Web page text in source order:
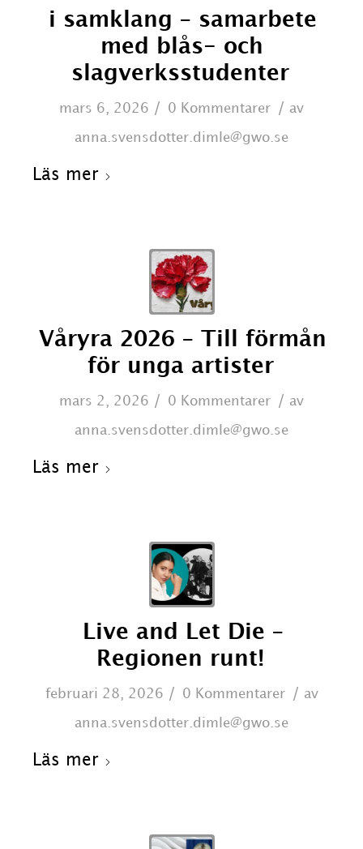
i samklang – samarbete
med blås- och
slagverksstudenter
mars 6, 2026 / 0 Kommentarer / av
anna.svensdotter.dimle@gwo.se
Läs mer
Våryra 2026 – Till förmån
för unga artister
mars 2, 2026 / 0 Kommentarer / av
anna.svensdotter.dimle@gwo.se
Läs mer
Live and Let Die –
Regionen runt!
februari 28, 2026 / 0 Kommentarer / av
anna.svensdotter.dimle@gwo.se
Läs mer